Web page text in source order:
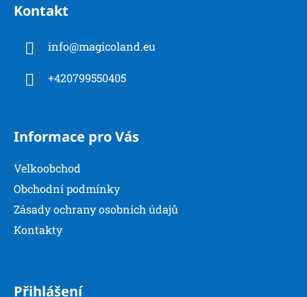
Kontakt
info@magicoland.eu
+420799550405
Informace pro Vás
Velkoobchod
Obchodní podmínky
Zásady ochrany osobních údajů
Kontakty
Přihlášení